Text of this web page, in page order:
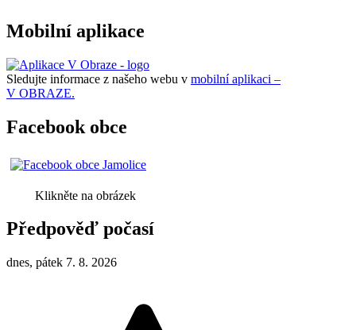
Mobilní aplikace
Sledujte informace z našeho webu v mobilní aplikaci –
V OBRAZE.
Facebook obce
Klikněte na obrázek
Předpověď počasí
dnes, pátek 7. 8. 2026